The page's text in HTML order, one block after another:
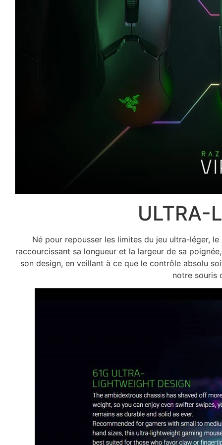
ULTRA-
Né pour repousser les limites du jeu ultra-léger,
raccourcissant sa longueur et la largeur de sa
son design, en veillant à ce que le contrôle absolu
notre souris